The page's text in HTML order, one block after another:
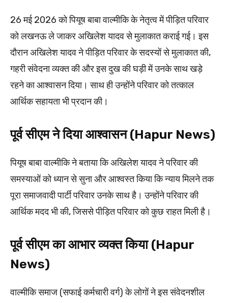
26 मई 2026 को पियूष बाबा वाल्मीकि के नेतृत्व में पीड़ित परिवार
को लखनऊ ले जाकर अखिलेश यादव से मुलाकात कराई गई। इस
दौरान अखिलेश यादव ने पीड़ित परिवार के सदस्यों से मुलाकात की,
गहरी संवेदना व्यक्त की और इस दुख की घड़ी में उनके साथ खड़े
रहने का आश्वासन दिया। साथ ही उन्होंने परिवार को तत्काल
आर्थिक सहायता भी प्रदान की।
पूर्व सीएम ने दिया आश्वासन (Hapur News)
पियूष बाबा वाल्मीकि ने बताया कि अखिलेश यादव ने परिवार की
समस्याओं को ध्यान से सुना और आश्वस्त किया कि न्याय मिलने तक
पूरा समाजवादी पार्टी परिवार उनके साथ है। उन्होंने परिवार की
आर्थिक मदद भी की, जिससे पीड़ित परिवार को कुछ राहत मिली है।
पूर्व सीएम का आभार व्यक्त किया (Hapur
News)
वाल्मीकि समाज (सफाई कर्मचारी वर्ग) के लोगों ने इस संवेदनशील